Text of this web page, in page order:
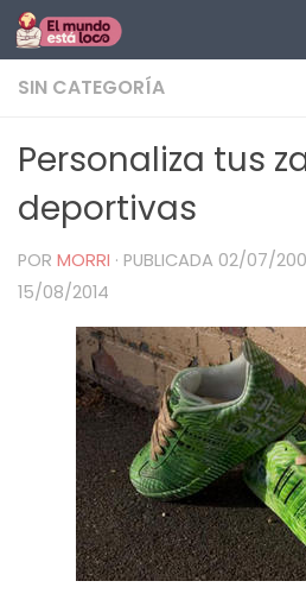
Saltar al contenido
SIN CATEGORÍA
Personaliza tus
deportivas
POR MORRI · PUBLICADA 02/07/
15/08/2014